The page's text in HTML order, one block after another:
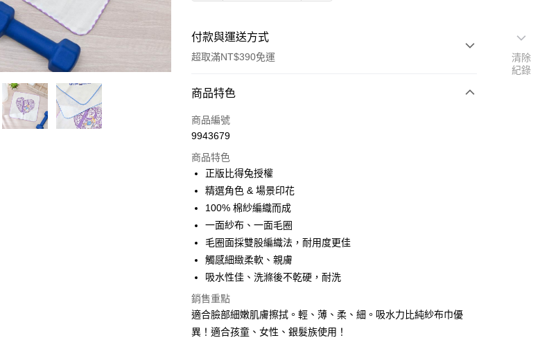
付款與運送方式
超取滿NT$390免運
付款方式
POYA支付
超商取貨付款
LINE Pay
Apple Pay
街口支付
悠遊付
Google Pay
AFTEE先享後付
相關說明
商品特色
商品編號
9943679
商品特色
正版比得兔授權
精選角色 & 場景印花
100% 棉紗編織而成
一面紗布、一面毛圈
毛圈面採雙股編織法，耐用度更佳
觸感細緻柔軟、親膚
吸水性佳、洗滌後不乾硬，耐洗
銷售重點
適合臉部細嫩肌膚擦拭。輕、薄、柔、細。吸水力比純紗布巾優
異！適合孩童、女性、銀髮族使用！
清除
紀錄